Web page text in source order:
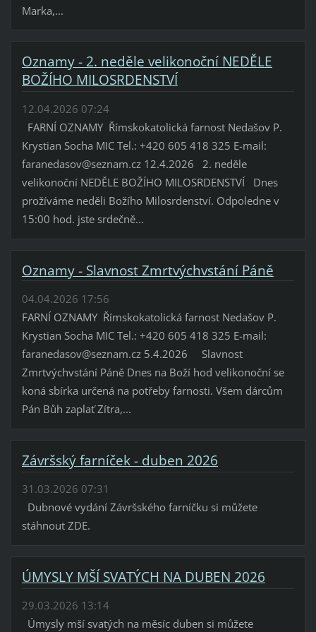
Marka,...
Oznamy - 2. neděle velikonoční NEDĚLE
BOŽÍHO MILOSRDENSTVÍ
12.04.2026 07:24
FARNÍ OZNAMY Římskokatolická farnost Nedašov P.
Krystian Socha MIC Tel.: +420 605 418 325 E-mail:
faranedasov@seznam.cz 12.4.2026 2. neděle
velikonoční NEDĚLE BOŽÍHO MILOSRDENSTVÍ Dnes
prožíváme neděli Božího Milosrdenství. Odpoledne v
15:00 hod. jste srdečně...
Oznamy - Slavnost Zmrtvýchvstání Páně
04.04.2026 17:56
FARNÍ OZNAMY Římskokatolická farnost Nedašov P.
Krystian Socha MIC Tel.: +420 605 418 325 E-mail:
faranedasov@seznam.cz 5.4.2026 Slavnost
Zmrtvýchvstání Páně Dnes na Boží hod velikonoční se
koná sbírka určená na potřeby farnosti. Všem dárcům
Pán Bůh zaplať Zítra,...
Závršský farníček - duben 2026
31.03.2026 07:31
Dubnové vydání Závršského farníčku si můžete
stáhnout ZDE.
ÚMYSLY MŠÍ SVATÝCH NA DUBEN 2026
29.03.2026 13:14
Úmysly mší svatých na měsíc duben si můžete